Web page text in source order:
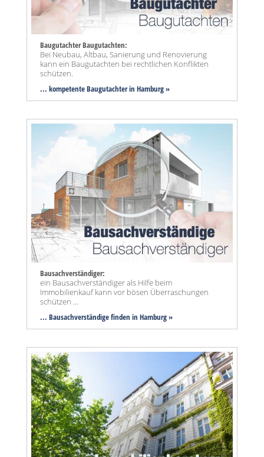
Baugutachter Baugutachten:
Bei Neubau, Altbau, Sanierung und Renovierung
kann ein Baugutachten bei rechtlichen Konflikten
schützen.
... kompetente Baugutachter in Hamburg »
Bausachverständiger:
ein Bausachverständiger als Hilfe beim
Immobilienkauf kann vor bösen Überraschungen
schützen ...
... Bausachverständige finden in Hamburg »